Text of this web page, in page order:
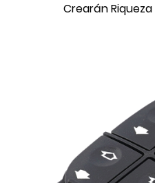
Crearán